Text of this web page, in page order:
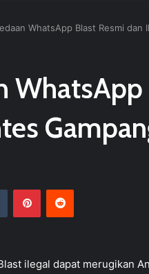
WhatsApp Blast Resmi dan
ilegal dapat merugikan